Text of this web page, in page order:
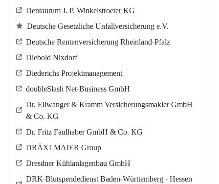
Dentaurum J. P. Winkelstroeter KG
Deutsche Gesetzliche Unfallversicherung e.V.
Deutsche Rentenversicherung Rheinland-Pfalz
Diebold Nixdorf
Diederichs Projektmanagement
doubleSlash Net-Business GmbH
Dr. Ellwanger & Kramm Versicherungsmakler GmbH
& Co. KG
Dr. Fritz Faulhaber GmbH & Co. KG
DRÄXLMAIER Group
Dresdner Kühlanlagenbau GmbH
DRK-Blutspendedienst Baden-Württemberg - Hessen